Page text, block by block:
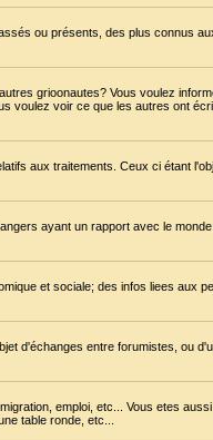
ou présents, des plus connus
grioonautes? Vous voulez
voulez voir ce que les autres ont
aux traitements. Ceux ci étant
ayant un rapport avec le monde
et sociale; des infos liees aux
d'échanges entre forumistes, ou
emploi, etc... Vous etes
table ronde, etc...